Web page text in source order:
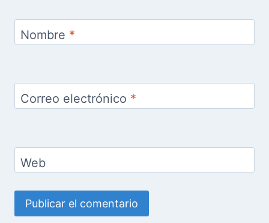
Nombre *
Correo electrónico *
Web